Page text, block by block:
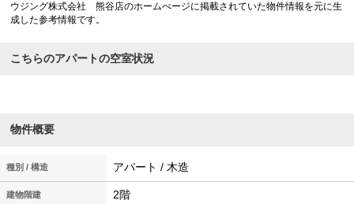
ウジング株式会社 熊谷店のホームぺージに掲載されていた物件情報を元に生
成した参考情報です。
こちらのアパートの空室状況
物件概要
種別 / 構造 アパート / 木造
建物階建 2階